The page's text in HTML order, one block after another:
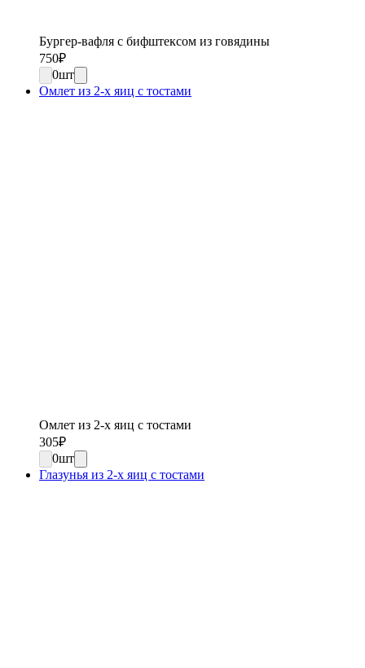
Бургер-вафля с бифштексом из говядины
750₽
0шт
Омлет из 2-х яиц с тостами
Омлет из 2-х яиц с тостами
305₽
0шт
Глазунья из 2-х яиц с тостами